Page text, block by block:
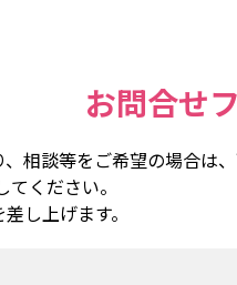
お問合せ
相談等をご希望の場合は
ください。
し上げます。